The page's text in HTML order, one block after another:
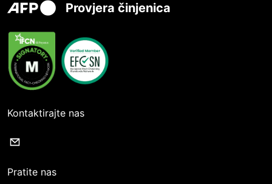
Provjera činjenica
Kontaktirajte nas
Pratite nas